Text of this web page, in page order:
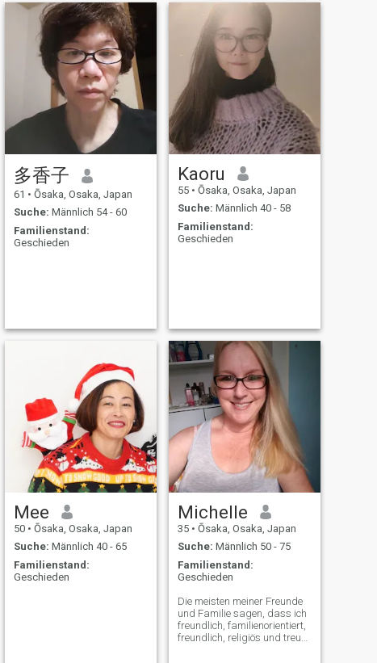
多香子
61 • Ōsaka, Osaka, Japan
Suche: Männlich 54 - 60
Familienstand:
Geschieden
Kaoru
55 • Ōsaka, Osaka, Japan
Suche: Männlich 40 - 58
Familienstand:
Geschieden
Mee
50 • Ōsaka, Osaka, Japan
Suche: Männlich 40 - 65
Familienstand:
Geschieden
Michelle
35 • Ōsaka, Osaka, Japan
Suche: Männlich 50 - 75
Familienstand:
Geschieden
Die meisten meiner Freunde
und Familie sagen, dass ich
freundlich, familienorientiert,
freundlich, religiös und treu